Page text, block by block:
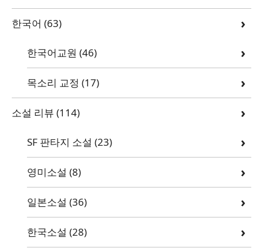
한국어 (63)
한국어교원 (46)
목소리 교정 (17)
소설 리뷰 (114)
SF 판타지 소설 (23)
영미소설 (8)
일본소설 (36)
한국소설 (28)